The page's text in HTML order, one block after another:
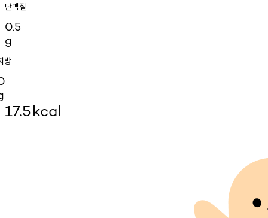
단백질
0.5
g
방
17.5kcal